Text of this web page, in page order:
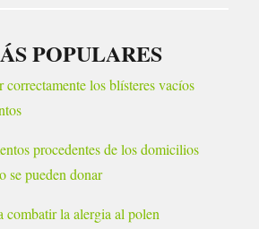
POPULARES
correctamente los blísteres vacíos
procedentes de los domicilios
se pueden donar
combatir la alergia al polen